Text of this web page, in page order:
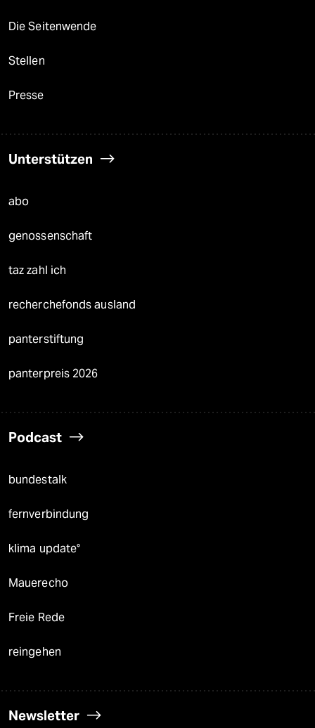
Die Seitenwende
Stellen
Presse
Unterstützen
abo
genossenschaft
taz zahl ich
recherchefonds ausland
panterstiftung
panterpreis 2026
Podcast
bundestalk
fernverbindung
klima update°
Mauerecho
Freie Rede
reingehen
Newsletter